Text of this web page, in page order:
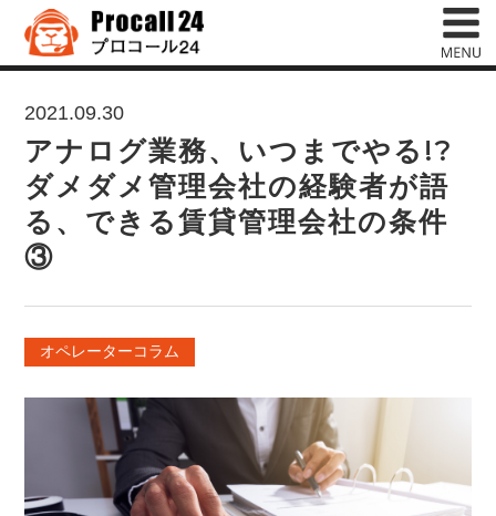
2021.09.30
アナログ業務、いつまでやる!?
ダメダメ管理会社の経験者が語
る、できる賃貸管理会社の条件
③
オペレーターコラム